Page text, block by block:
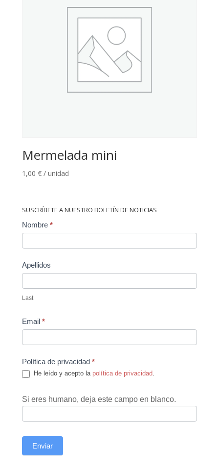
Mermelada mini
1,00 € / unidad
SUSCRÍBETE A NUESTRO BOLETÍN DE NOTICIAS
Contact
Nombre *
Apellidos
Last
Email *
Política de privacidad *
He leído y acepto la política de privacidad
Si eres humano, deja este campo en blanco.
Enviar